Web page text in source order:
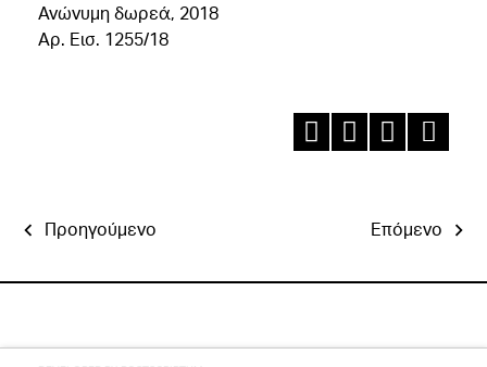
Ανώνυμη δωρεά, 2018
Αρ. Εισ. 1255/18
Προηγούμενο Επόμενο